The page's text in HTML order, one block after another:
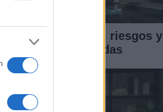
en IA: marcos, riesgos y
aplicadas